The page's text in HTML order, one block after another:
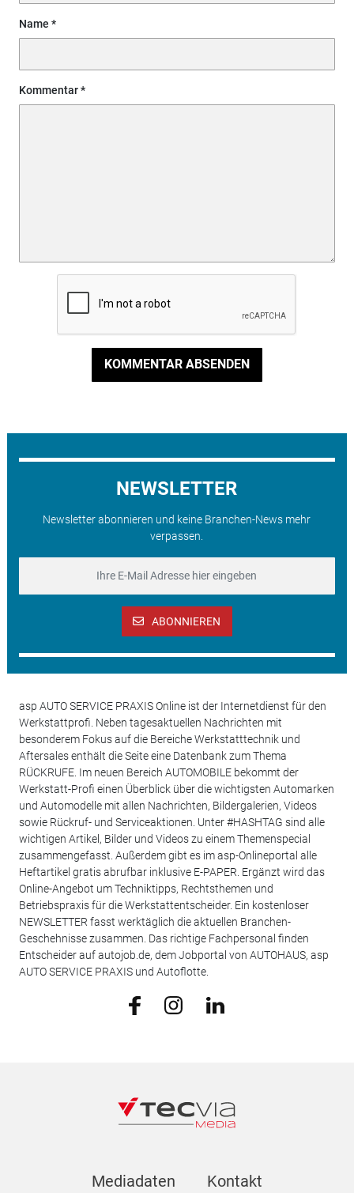
Name
Kommentar
KOMMENTAR ABSENDEN
NEWSLETTER
Newsletter abonnieren und keine Branchen-News mehr
verpassen.
ABONNIEREN
asp AUTO SERVICE PRAXIS Online ist der Internetdienst für den
Werkstattprofi. Neben tagesaktuellen Nachrichten mit
besonderem Fokus auf die Bereiche Werkstatttechnik und
Aftersales enthält die Seite eine Datenbank zum Thema
RÜCKRUFE. Im neuen Bereich AUTOMOBILE bekommt der
Werkstatt-Profi einen Überblick über die wichtigsten Automarken
und Automodelle mit allen Nachrichten, Bildergalerien, Videos
sowie Rückruf- und Serviceaktionen. Unter #HASHTAG sind alle
wichtigen Artikel, Bilder und Videos zu einem Themenspecial
zusammengefasst. Außerdem gibt es im asp-Onlineportal alle
Heftartikel gratis abrufbar inklusive E-PAPER. Ergänzt wird das
Online-Angebot um Techniktipps, Rechtsthemen und
Betriebspraxis für die Werkstattentscheider. Ein kostenloser
NEWSLETTER fasst werktäglich die aktuellen Branchen-
Geschehnisse zusammen. Das richtige Fachpersonal finden
Entscheider auf autojob.de, dem Jobportal von AUTOHAUS, asp
AUTO SERVICE PRAXIS und Autoflotte.
Mediadaten Kontakt